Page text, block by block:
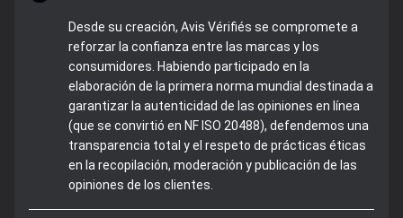
Desde su creación, Avis Vérifiés se compromete a
reforzar la confianza entre las marcas y los
consumidores. Habiendo participado en la
elaboración de la primera norma mundial destinada a
garantizar la autenticidad de las opiniones en línea
(que se convirtió en NF ISO 20488), defendemos una
transparencia total y el respeto de prácticas éticas
en la recopilación, moderación y publicación de las
opiniones de los clientes.